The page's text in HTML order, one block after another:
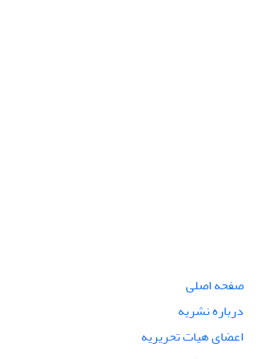
صفحه اصلی
درباره نشریه
اعضای هیات تحریریه